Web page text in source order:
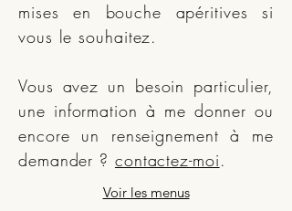
mises en bouche apéritives si
vous le souhaitez.
Vous avez un besoin particulier,
une information à me donner ou
encore un renseignement à me
demander ? contactez-moi.
Voir les menus